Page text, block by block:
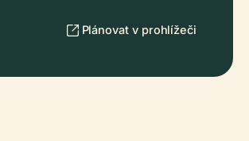
Plánovat v prohlížeči